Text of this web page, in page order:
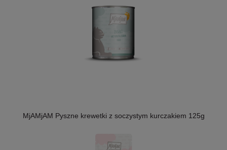
MjAMjAM Pyszne krewetki z soczystym kurczakiem 125g